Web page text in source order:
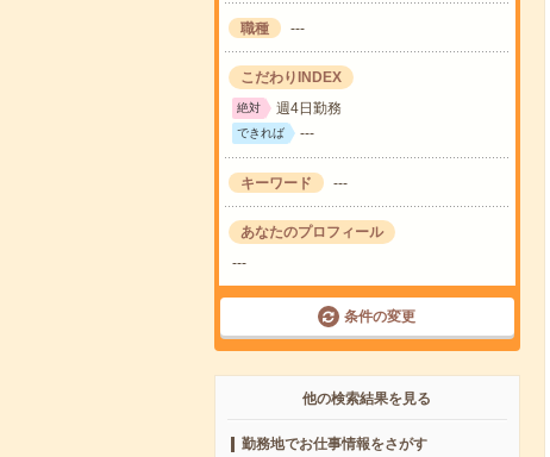
職種 ---
こだわりINDEX
絶対 週4日勤務
できれば ---
キーワード ---
あなたのプロフィール
---
条件の変更
他の検索結果を見る
勤務地でお仕事情報をさがす